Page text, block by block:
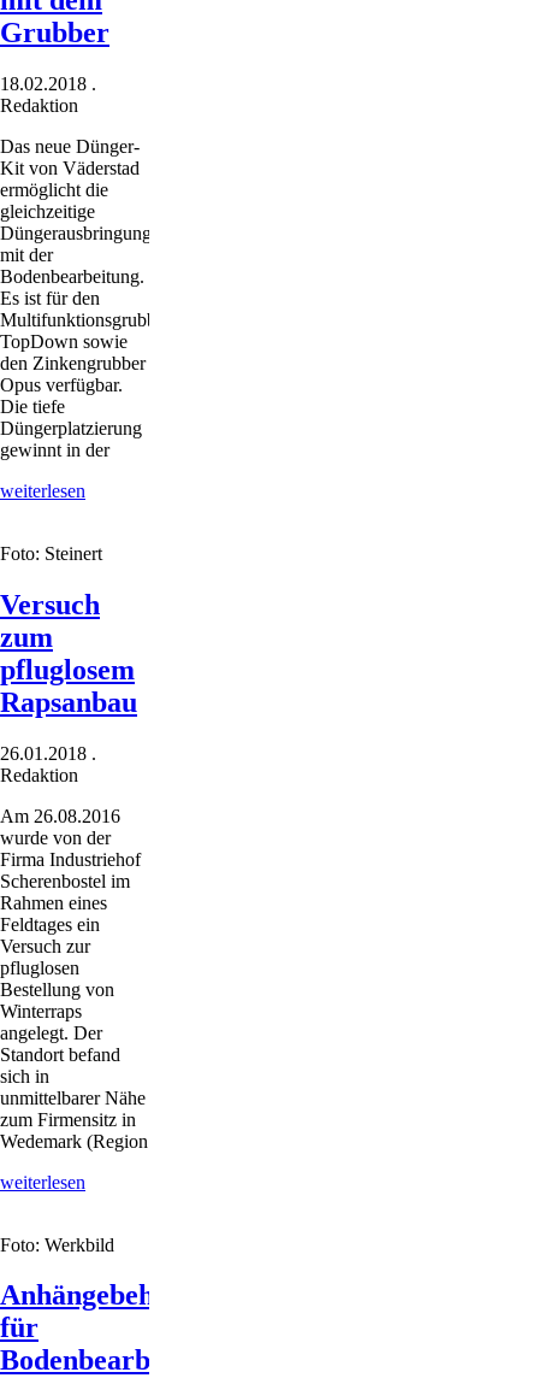
Grubber
18.02.2018 .
Redaktion
Das neue Dünger-
Kit von Väderstad
ermöglicht die
gleichzeitige
Düngerausbringung
mit der
Bodenbearbeitung.
Es ist für den
Multifunktionsgrubber
TopDown sowie
den Zinkengrubber
Opus verfügbar.
Die tiefe
Düngerplatzierung
gewinnt in der
weiterlesen
Grubber
Foto: Steinert
Versuch
zum
pfluglosem
Rapsanbau
26.01.2018 .
Redaktion
Am 26.08.2016
wurde von der
Firma Industriehof
Scherenbostel im
Rahmen eines
Feldtages ein
Versuch zur
pfluglosen
Bestellung von
Winterraps
angelegt. Der
Standort befand
sich in
unmittelbarer Nähe
zum Firmensitz in
Wedemark (Region
weiterlesen
Rapsanbau
Foto: Werkbild
Anhängebehälter
für
Bodenbearbeitungsgeräte